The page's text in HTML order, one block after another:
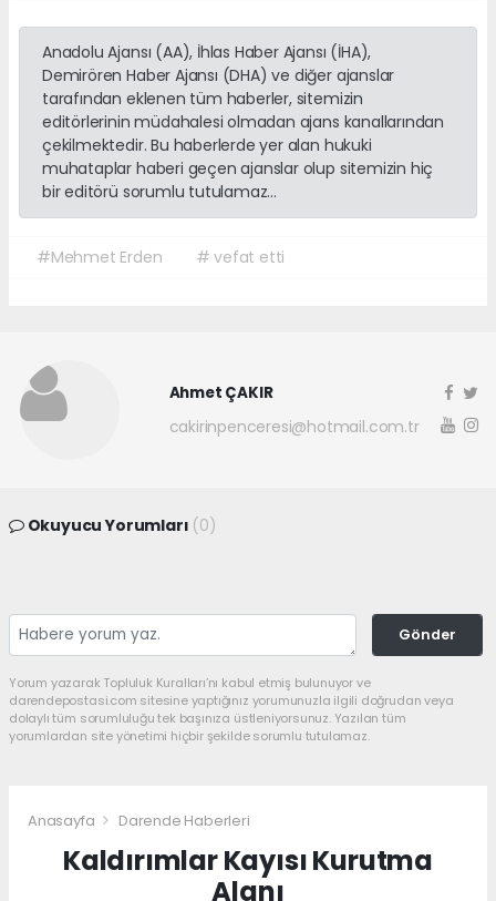
Anadolu Ajansı (AA), İhlas Haber Ajansı (İHA),
Demirören Haber Ajansı (DHA) ve diğer ajanslar
tarafından eklenen tüm haberler, sitemizin
editörlerinin müdahalesi olmadan ajans kanallarından
çekilmektedir. Bu haberlerde yer alan hukuki
muhataplar haberi geçen ajanslar olup sitemizin hiç
bir editörü sorumlu tutulamaz...
#Mehmet Erden # vefat etti
Ahmet ÇAKIR
cakirinpenceresi@hotmail.com.tr
Okuyucu Yorumları (0)
Gönder
Yorum yazarak Topluluk Kuralları’nı kabul etmiş bulunuyor ve
darendepostasi.com sitesine yaptığınız yorumunuzla ilgili doğrudan veya
dolaylı tüm sorumluluğu tek başınıza üstleniyorsunuz. Yazılan tüm
yorumlardan site yönetimi hiçbir şekilde sorumlu tutulamaz.
Anasayfa Darende Haberleri
Kaldırımlar Kayısı Kurutma
Alanı